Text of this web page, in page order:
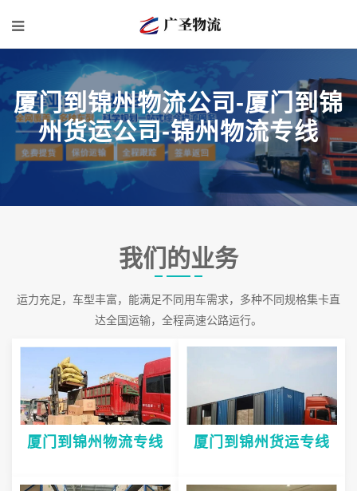
厦门到锦州物流公司-厦门到锦
州货运公司-锦州物流专线
我们的业务
运力充足，车型丰富，能满足不同用车需求，多种不同规格集卡直
达全国运输，全程高速公路运行。
厦门到锦州物流专线 厦门到锦州货运专线